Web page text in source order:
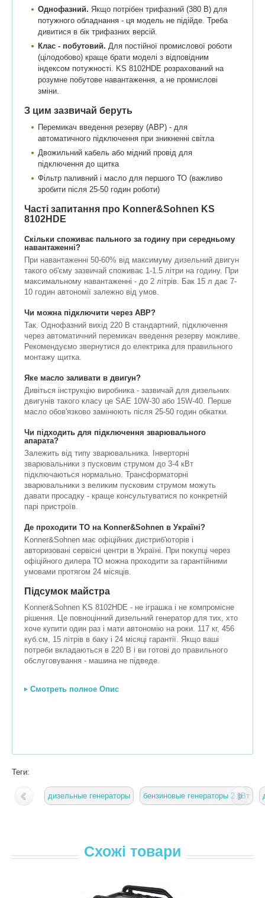
Однофазний. Якщо потрібен трифазний (380 В) для
потужного обладнання - ця модель не підійде. Треба
дивитися в бік трифазних версій.
Клас - побутовий. Для постійної промислової роботи
(цілодобово) краще брати моделі з відповідним
індексом потужності. KS 8102HDE розрахований на
розумне побутове навантаження, а не промислові
зміни.
З цим зазвичай беруть
Перемикач введення резерву (АВР) - для
автоматичного підключення при зникненні світла
Двожильний кабель або мідний провід для
підключення до щитка
Фільтр паливний і масло для першого ТО (важливо
зробити після 25-50 годин роботи)
Часті запитання про Konner&Sohnen KS
8102HDE
Скільки споживає пального за годину при середньому
навантаженні?
При навантаженні 50-60% від максимуму дизельний двигун
такого об'єму зазвичай споживає 1-1.5 літри на годину. При
максимальному навантаженні - до 2 літрів. Бак 15 л дає 7-
10 годин автономії залежно від умов.
Чи можна підключити через АВР?
Так. Однофазний вихід 220 В стандартний, підключення
через автоматичний перемикач введення резерву можливе.
Рекомендуємо звернутися до електрика для правильного
монтажу щитка.
Яке масло заливати в двигун?
Дивіться інструкцію виробника - зазвичай для дизельних
двигунів такого класу це SAE 10W-30 або 15W-40. Перше
масло обов'язково замінюють після 25-50 годин обкатки.
Чи підходить для підключення зварювального
апарата?
Залежить від типу зварювальника. Інверторні
зварювальники з пусковим струмом до 3-4 кВт
підключаються нормально. Трансформаторні
зварювальники з великим пусковим струмом можуть
давати просадку - краще консультуватися по конкретній
парі пристроїв.
Де проходити ТО на Konner&Sohnen в Україні?
Konner&Sohnen має офіційних дистриб'юторів і
авторизовані сервісні центри в Україні. При покупці через
офіційного дилера ТО можна проходити за гарантійними
умовами протягом 24 місяців.
Підсумок майстра
Konner&Sohnen KS 8102HDE - не іграшка і не компромісне
рішення. Це повноцінний дизельний генератор для тих, хто
хоче купити один раз і мати автономію на роки. 117 кг, 456
куб.см, 15 літрів в баку і 24 місяці гарантії. Якщо ваші
потреби вкладаються в 220 В і ви готові до правильного
обслуговування - машина не підведе.
Смотреть полное Опис
Теги:
дизельные генераторы бензиновые генераторы 2 кВт
Схожі товари